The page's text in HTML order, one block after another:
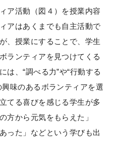
ア活動（図４）を授業内容
アはあくまでも自主活動で
、授業にすることで、学生
ランティアを見つけてくる
は、“調べる力”や“行動する
味のあるボランティアを選
てる喜びを感じる学生が多
方から元気をもらえた」
った」などという学びも出